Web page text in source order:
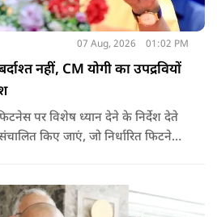
07 Aug, 2026 01:02 PM
नहीं, CM योगी का उपद्रवियों
पर विशेष ध्यान देने के निर्देश देते
किए जाएं, जो निर्धारित फिटनेस
की सुरक्षा सुनिश्चित की जा सके.